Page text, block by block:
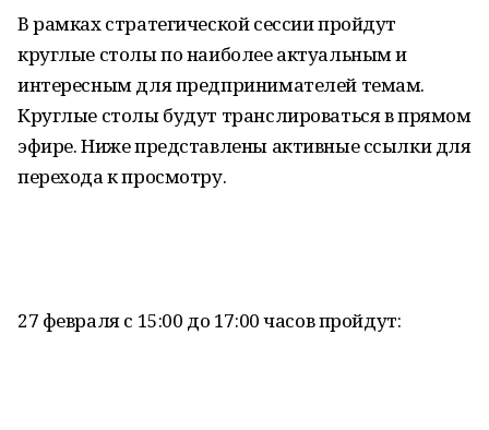
В рамках стратегической сессии пройдут
круглые столы по наиболее актуальным и
интересным для предпринимателей темам.
Круглые столы будут транслироваться в прямом
эфире. Ниже представлены активные ссылки для
перехода к просмотру.
27 февраля с 15:00 до 17:00 часов пройдут: